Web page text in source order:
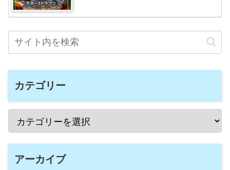
カテゴリー
アーカイブ